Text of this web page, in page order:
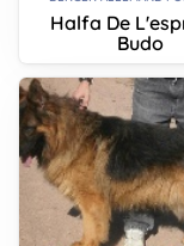
Halfa De
Budo